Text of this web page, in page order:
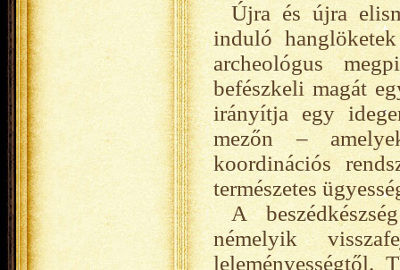
Újra és újra
induló
archeológus
befészkeli magát
irányítja egy
mezőn –
koordinációs
természetes
A
némelyik
leleményességtől.